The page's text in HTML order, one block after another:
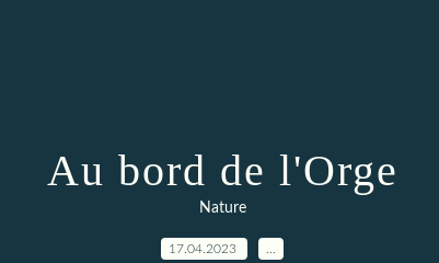
Au bord de l'Orge
Nature
17.04.2023